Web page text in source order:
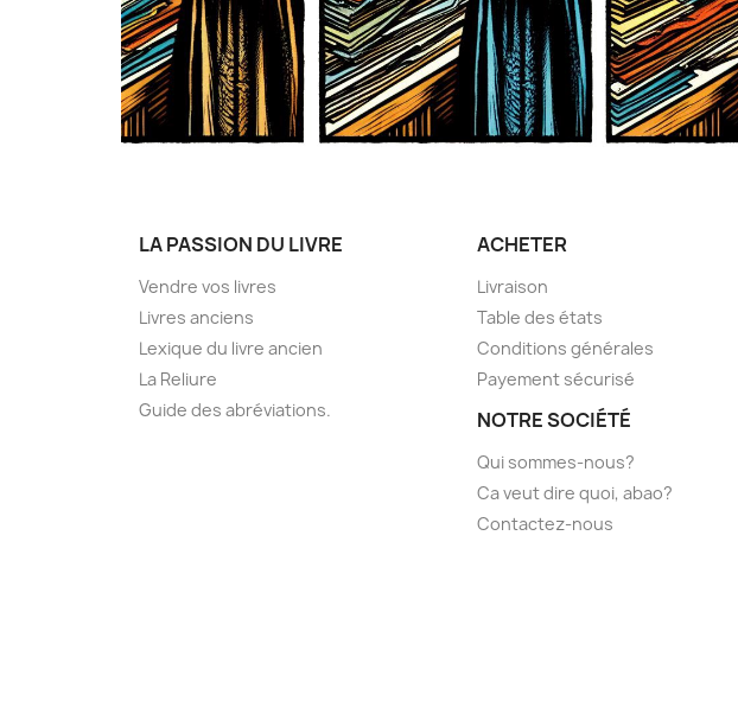
LA PASSION DU LIVRE
Vendre vos livres
Livres anciens
Lexique du livre ancien
La Reliure
Guide des abréviations.
ACHETER
Livraison
Table des états
Conditions générales
Payement sécurisé
NOTRE SOCIÉTÉ
Qui sommes-nous?
Ca veut dire quoi, abao?
Contactez-nous